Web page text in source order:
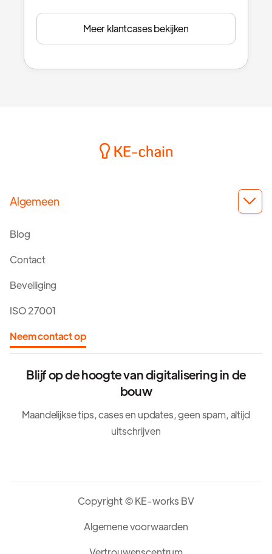
Meer klantcases bekijken
Algemeen 
Blog
Contact
Beveiliging
ISO 27001
Neem contact op
Blijf op de hoogte van digitalisering in de
bouw
Maandelijkse tips, cases en updates, geen spam, altijd
uitschrijven
Copyright © KE-works BV
Algemene voorwaarden